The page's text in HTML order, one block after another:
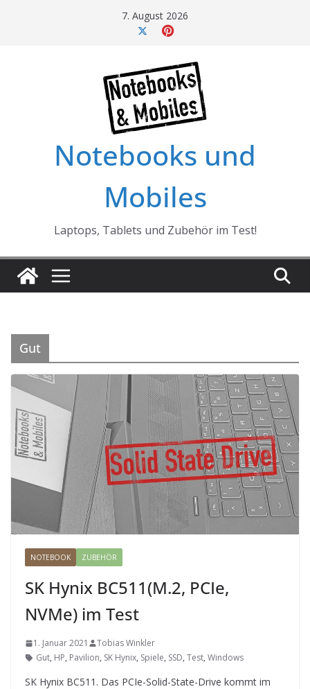
7. August 2026
Notebooks und
Mobiles
Laptops, Tablets und Zubehör im Test!
Gut
NOTEBOOK ZUBEHÖR
SK Hynix BC511(M.2, PCIe,
NVMe) im Test
1. Januar 2021
Tobias Winkler
Gut, HP, Pavilion, SK Hynix, Spiele, SSD, Test, Windows
SK Hynix BC511. Das PCIe-Solid-State-Drive kommt im